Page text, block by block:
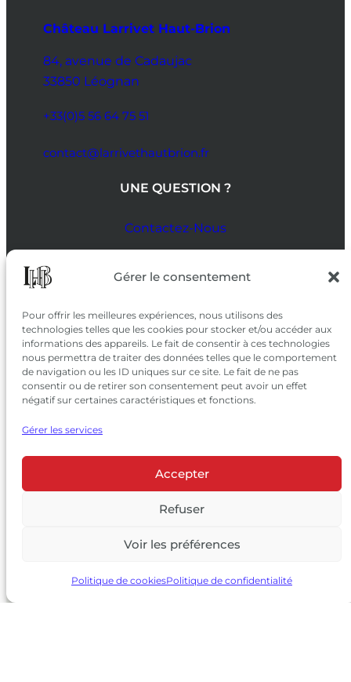
Gérer le consentement
Pour offrir les meilleures expériences, nous utilisons des
technologies telles que les cookies pour stocker et/ou accéder aux
informations des appareils. Le fait de consentir à ces technologies
nous permettra de traiter des données telles que le comportement
de navigation ou les ID uniques sur ce site. Le fait de ne pas
consentir ou de retirer son consentement peut avoir un effet
négatif sur certaines caractéristiques et fonctions.
Gérer les services
Accepter
Refuser
Voir les préférences
Politique de cookiesPolitique de confidentialité
Château Larrivet Haut-Brion
84, avenue de Cadaujac
33850 Léognan
+33(0)5 56 64 75 51
contact@larrivethautbrion.fr
UNE QUESTION ?
Contactez-Nous
SUIVEZ-NOUS
SUR LES RÉSEAUX
© 2026 Château Larrivet Haut-Brion |
Mentions légales|Politique de confidentialité
|CGV
L’ABUS D’ALCOOL EST DANGEREUX POUR LA SANTÉ, À